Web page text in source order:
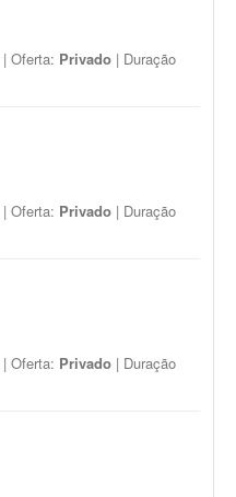
| Oferta: Privado | Duração
| Oferta: Privado | Duração
| Oferta: Privado | Duração